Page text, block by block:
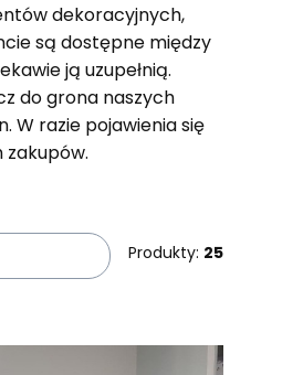
dekoracyjnych,
są dostępne między
ją uzupełnią.
do grona naszych
W razie pojawienia się
Produkty: 25